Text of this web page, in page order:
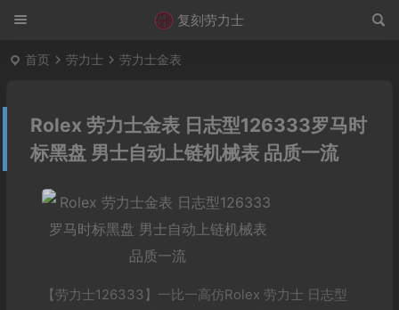
复刻劳力士
首页 劳力士 劳力士金表
Rolex 劳力士金表 日志型126333罗马时
标黑盘 男士自动上链机械表 品质一流
【劳力士126333】一比一高仿Rolex 劳力士 日志型